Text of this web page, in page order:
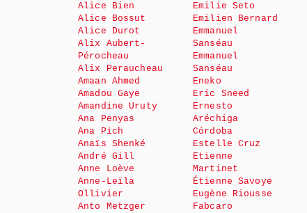
Alice Bien
Alice Bossut
Alice Durot
Alix Aubert-
Pérocheau
Alix Peraucheau
Amaan Ahmed
Amadou Gaye
Amandine Uruty
Ana Penyas
Ana Pich
Anaïs Shenké
André Gill
Anne Loève
Anne-Leïla
Ollivier
Anto Metzger
Emilie Seto
Emilien Bernard
Emmanuel
Sanséau
Emmanuel
Sanséau
Eneko
Eric Sneed
Ernesto
Aréchiga
Córdoba
Estelle Cruz
Etienne
Martinet
Étienne Savoye
Eugène Riousse
Fabcaro